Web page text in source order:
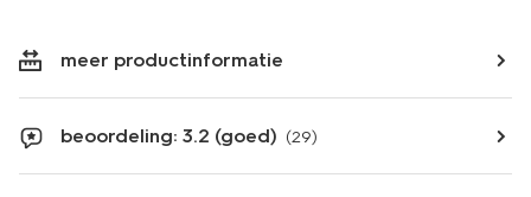
meer productinformatie
beoordeling: 3.2 (goed) (29)